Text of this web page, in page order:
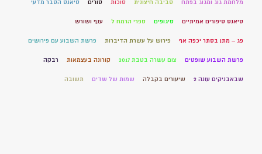
מלחמת גוג ומגוג בפתח סביבה חיצונית סוכות סורים סיאנס הסבר מדעי
סיאנס סיפורים אמיתיים סיגופים ספרי הרמח ל ענף ושורש
פג – מתן בסתר יכפה אף פירוש על עשרת הדיברות פרשת השבוע עם פירושים
פרשת השבוע שופטים צום עשרה בטבת 2017 קורונה בעצמאות רבקה
שבאבניקים עונה 2 שיעורים בקבלה שמות של שדים תשובה